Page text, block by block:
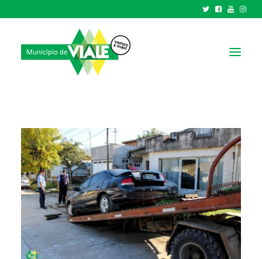
GOBIERNO
HCD
TRÁMITES Y SERVICIOS
CIUDAD
PARQUE INDUSTRIAL
RECAUDACIONES